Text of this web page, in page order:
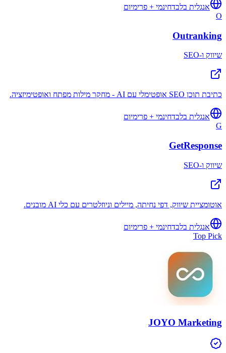
אנגלית בלבדחינמי + פרימיום
O
Outranking
שיווק ו-SEO
כתיבת תוכן SEO אופטימלי עם AI - מחקר מילות מפתח ואופטימיזציה.
אנגלית בלבדחינמי + פרימיום
G
GetResponse
שיווק ו-SEO
אוטומציית שיווק, דפי נחיתה, מיילים וניוזלטרים עם כלי AI מובנים.
אנגלית בלבדחינמי + פרימיום
Top Pick
JOYO Marketing